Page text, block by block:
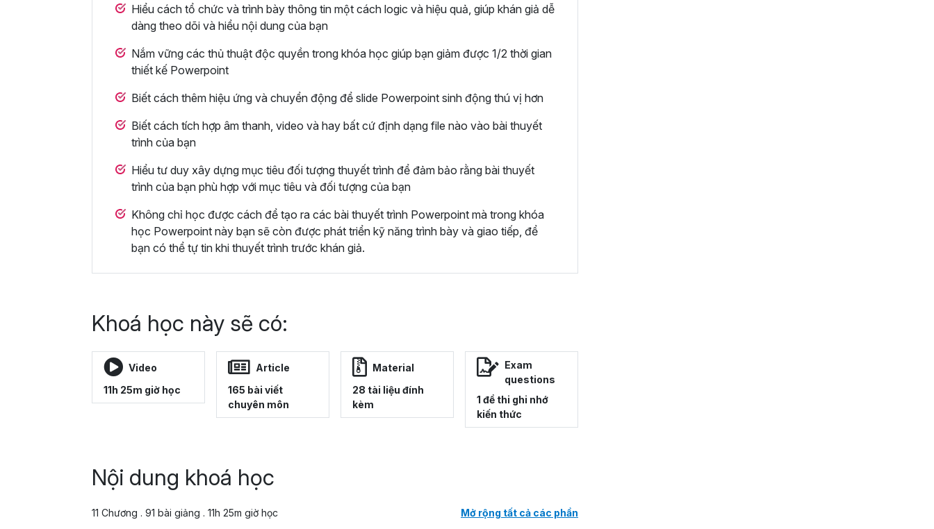
Hiểu cách tổ chức và trình bày thông tin một cách logic và hiệu quả, giúp khán giả dễ
dàng theo dõi và hiểu nội dung của bạn
Nắm vững các thủ thuật độc quyền trong khóa học giúp bạn giảm được 1/2 thời gian
thiết kế Powerpoint
Biết cách thêm hiệu ứng và chuyển động để slide Powerpoint sinh động thú vị hơn
Biết cách tích hợp âm thanh, video và hay bất cứ định dạng file nào vào bài thuyết
trình của bạn
Hiểu tư duy xây dựng mục tiêu đối tượng thuyết trình để đảm bảo rằng bài thuyết
trình của bạn phù hợp với mục tiêu và đối tượng của bạn
Không chỉ học được cách để tạo ra các bài thuyết trình Powerpoint mà trong khóa
học Powerpoint này bạn sẽ còn được phát triển kỹ năng trình bày và giao tiếp, để
bạn có thể tự tin khi thuyết trình trước khán giả.
Khoá học này sẽ có:
Video
11h 25m giờ học
Article
165 bài viết
chuyên môn
Material
28 tài liệu đính
kèm
Exam
questions
1 đề thi ghi nhớ
kiến thức
Nội dung khoá học
11 Chương . 91 bài giảng . 11h 25m giờ học Mở rộng tất cả các phần